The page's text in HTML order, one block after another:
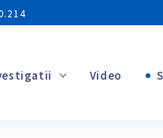
Video